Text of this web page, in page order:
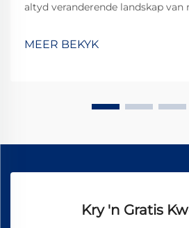
altyd veranderende landskap van
interaksies dryf. Van die subtiele
MEER BEKYK
Kry 'n Gratis